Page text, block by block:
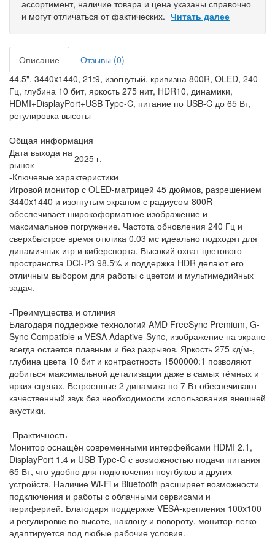
ассортимент, наличие товара и цена указаны справочно
и могут отличаться от фактических. Читать далее
Описание
Отзывы (0)
44.5", 3440x1440, 21:9, изогнутый, кривизна 800R, OLED, 240
Гц, глубина 10 бит, яркость 275 нит, HDR10, динамики,
HDMI+DisplayPort+USB Type-C, питание по USB-C до 65 Вт,
регулировка высоты
Общая информация
Дата выхода на
рынок
2025 г.
-Ключевые характеристики
Игровой монитор с OLED-матрицей 45 дюймов, разрешением
3440x1440 и изогнутым экраном с радиусом 800R
обеспечивает широкоформатное изображение и
максимальное погружение. Частота обновления 240 Гц и
сверхбыстрое время отклика 0.03 мс идеально подходят для
динамичных игр и киберспорта. Высокий охват цветового
пространства DCI-P3 98.5% и поддержка HDR делают его
отличным выбором для работы с цветом и мультимедийных
задач.
-Преимущества и отличия
Благодаря поддержке технологий AMD FreeSync Premium, G-
Sync Compatible и VESA Adaptive-Sync, изображение на экране
всегда остается плавным и без разрывов. Яркость 275 кд/м-,
глубина цвета 10 бит и контрастность 1500000:1 позволяют
добиться максимальной детализации даже в самых тёмных и
ярких сценах. Встроенные 2 динамика по 7 Вт обеспечивают
качественный звук без необходимости использования внешней
акустики.
-Практичность
Монитор оснащён современными интерфейсами HDMI 2.1,
DisplayPort 1.4 и USB Type-C с возможностью подачи питания
65 Вт, что удобно для подключения ноутбуков и других
устройств. Наличие Wi-Fi и Bluetooth расширяет возможности
подключения и работы с облачными сервисами и
периферией. Благодаря поддержке VESA-крепления 100x100
и регулировке по высоте, наклону и повороту, монитор легко
адаптируется под любые рабочие условия.